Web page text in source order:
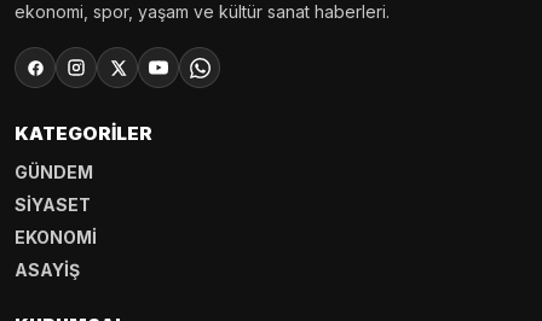
ekonomi, spor, yaşam ve kültür sanat haberleri.
KATEGORILER
GÜNDEM
SİYASET
EKONOMİ
ASAYİŞ